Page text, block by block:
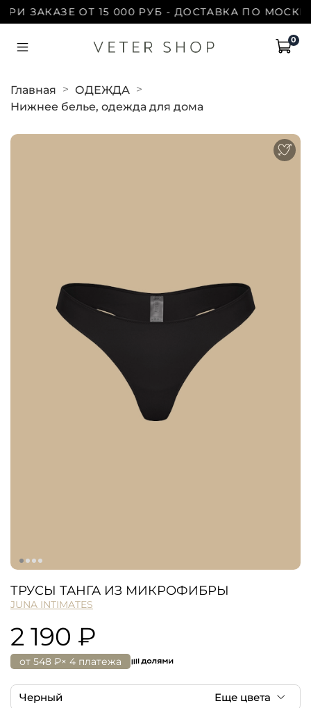
ЗАКАЗЕ ОТ 15 000 РУБ - ДОСТАВКА ПО
0
Главная
ОДЕЖДА
Нижнее белье, одежда для дома
ТРУСЫ ТАНГА ИЗ МИКРОФИБРЫ
JUNA INTIMATES
2 190 ₽
от 548 ₽× 4 платежа
Черный Еще цвета